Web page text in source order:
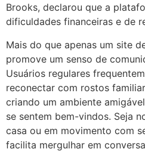
Brooks, declarou que a
dificuldades financeiras e de
Mais do que apenas um site
promove um senso de
Usuários regulares
reconectar com rostos
criando um ambiente
se sentem bem-vindos. Seja
casa ou em movimento com
facilita mergulhar em